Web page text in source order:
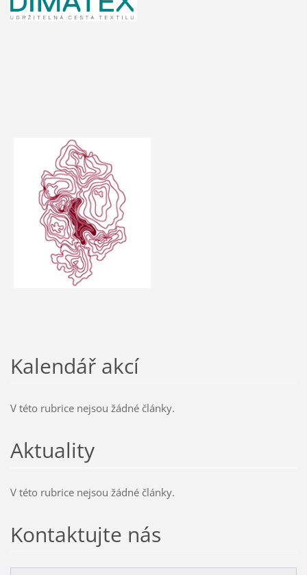
Kalendář akcí
V této rubrice nejsou žádné články.
Aktuality
V této rubrice nejsou žádné články.
Kontaktujte nás